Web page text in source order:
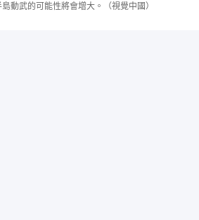
動武的可能性將會增大。（視覺中國）